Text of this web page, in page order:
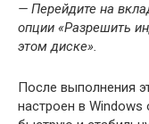
— Перейдите на
опции «Разрешить
этом диске».
После выполнения
настроен в